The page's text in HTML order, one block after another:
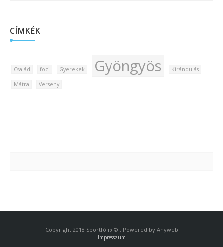
CÍMKÉK
Család foci Gyerekek Gyöngyös Kirándulás
Mátra Verseny
Copyright 2018 Sportfólió © . Powered by Anyweb
Impresszum